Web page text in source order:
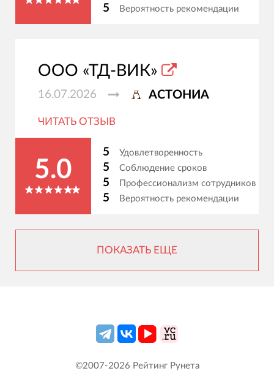
5 Вероятность рекомендации
ООО «ТД-ВИК»
16.07.2026 АСТОНИА
ЧИТАТЬ ОТЗЫВ
5.0
5 Удовлетворенность
5 Соблюдение сроков
5 Профессионализм сотрудников
5 Вероятность рекомендации
ПОКАЗАТЬ ЕЩЕ
©2007-2026 Рейтинг Рунета